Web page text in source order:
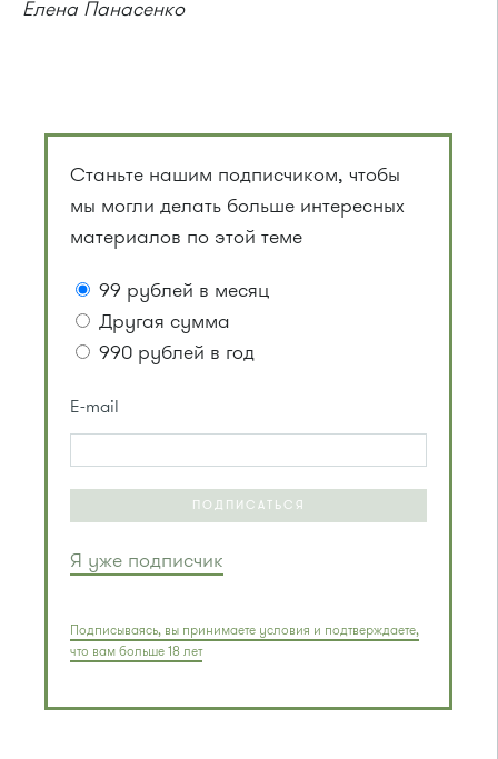
Елена Панасенко
Станьте нашим подписчиком, чтобы
мы могли делать больше интересных
материалов по этой теме
99 рублей в месяц
Другая сумма
990 рублей в год
E-mail
ПОДПИСАТЬСЯ
Я уже подписчик
Подписываясь, вы принимаете условия и подтверждаете,
что вам больше 18 лет